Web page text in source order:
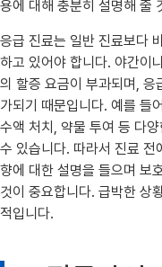
용에 대해 충분히 설명해 줄
응급 진료는 일반 진료보다
하고 있어야 합니다. 야간이
의 할증 요금이 부과되며, 응
가되기 때문입니다. 예를 들
수액 처치, 약물 투여 등 다
수 있습니다. 따라서 진료
향에 대한 설명을 들으며 보
것이 중요합니다. 급박한 상
적입니다.